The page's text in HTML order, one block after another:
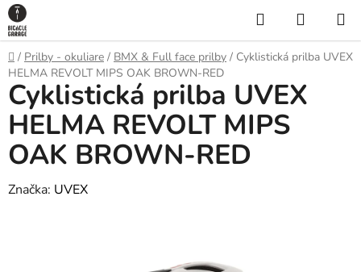
Prejsť
na
obsah
Hľadať
KOŠÍK
Domov
/ Prilby - okuliare / BMX & Full face prilby / Cyklistická prilba UVEX
HELMA REVOLT MIPS OAK BROWN-RED
Cyklistická prilba UVEX
HELMA REVOLT MIPS
OAK BROWN-RED
Značka: UVEX